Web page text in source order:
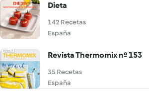
Dieta
142 Recetas
España
Revista Thermomix nº 153
35 Recetas
España